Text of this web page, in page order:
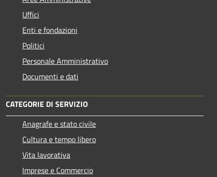
Uffici
Enti e fondazioni
Politici
Personale Amministrativo
Documenti e dati
CATEGORIE DI SERVIZIO
Anagrafe e stato civile
Cultura e tempo libero
Vita lavorativa
Imprese e Commercio